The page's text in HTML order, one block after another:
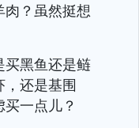
肉？虽然挺想
买黑鱼还是鲢
还是基围
一点儿？